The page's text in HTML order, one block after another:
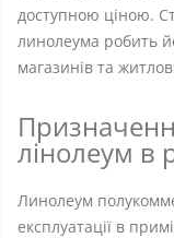
доступною ціною.
линолеума робить
магазинів та
лінолеум в
Линолеум
експлуатації в